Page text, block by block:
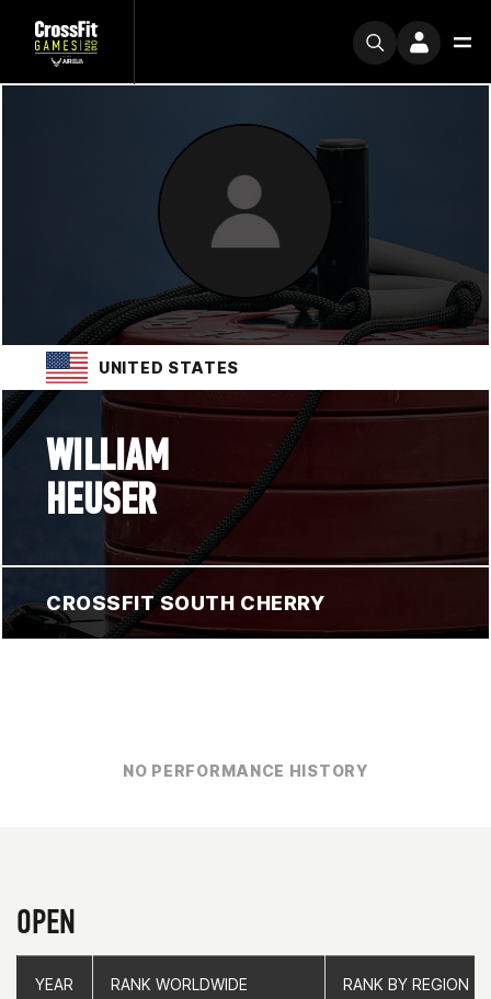
UNITED STATES
WILLIAM
HEUSER
CROSSFIT SOUTH CHERRY
NO PERFORMANCE HISTORY
OPEN
YEAR RANK WORLDWIDE RANK BY REGION
YEAR RANK WORLDWIDE RANK BY REGION